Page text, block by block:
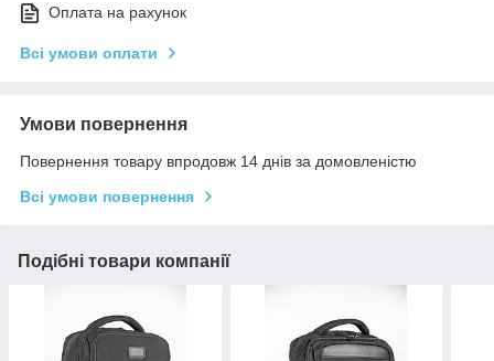
Оплата на рахунок
Всі умови оплати
Умови повернення
Повернення товару впродовж 14 днів за домовленістю
Всі умови повернення
Подібні товари компанії